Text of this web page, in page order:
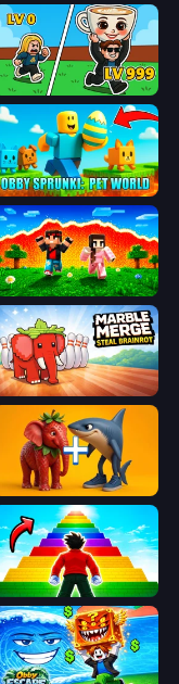
Brainrot Arena Online
Obby Sprunki: Pet World
The Lava Tsunami
Marble Merge: Steal Brainrot Game
Obby Highest Jump Ever